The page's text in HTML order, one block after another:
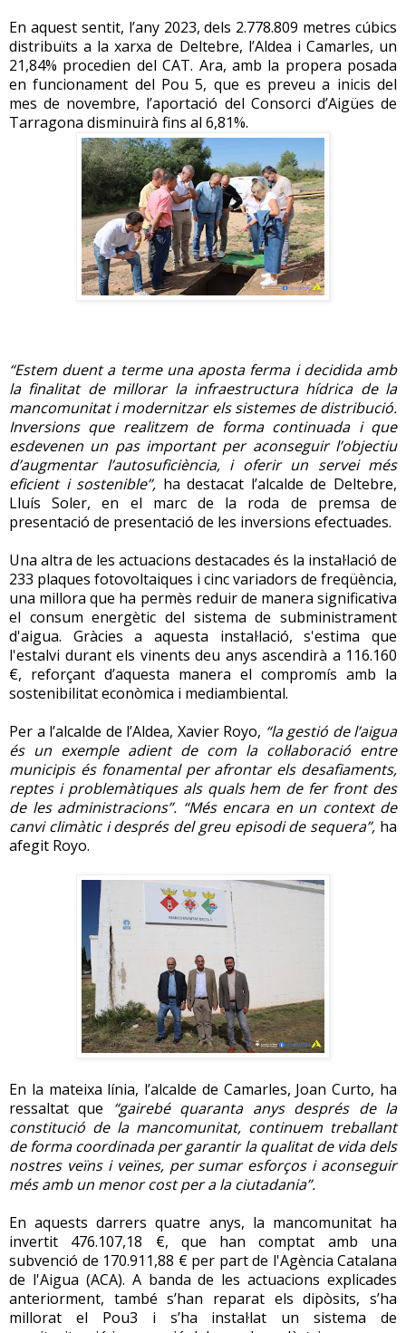
En aquest sentit, l’any 2023, dels 2.778.809 metres cúbics
distribuïts a la xarxa de Deltebre, l’Aldea i Camarles, un
21,84% procedien del CAT. Ara, amb la propera posada
en funcionament del Pou 5, que es preveu a inicis del
mes de novembre, l’aportació del Consorci d’Aigües de
Tarragona disminuirà fins al 6,81%.
“Estem duent a terme una aposta ferma i decidida amb
la finalitat de millorar la infraestructura hídrica de la
mancomunitat i modernitzar els sistemes de distribució.
Inversions que realitzem de forma continuada i que
esdevenen un pas important per aconseguir l’objectiu
d’augmentar l’autosuficiència, i oferir un servei més
eficient i sostenible”, ha destacat l’alcalde de Deltebre,
Lluís Soler, en el marc de la roda de premsa de
presentació de presentació de les inversions efectuades.
Una altra de les actuacions destacades és la instal·lació de
233 plaques fotovoltaiques i cinc variadors de freqüència,
una millora que ha permès reduir de manera significativa
el consum energètic del sistema de subministrament
d'aigua. Gràcies a aquesta instal·lació, s'estima que
l'estalvi durant els vinents deu anys ascendirà a 116.160
€, reforçant d’aquesta manera el compromís amb la
sostenibilitat econòmica i mediambiental.
Per a l’alcalde de l’Aldea, Xavier Royo, “la gestió de l’aigua
és un exemple adient de com la col·laboració entre
municipis és fonamental per afrontar els desafiaments,
reptes i problemàtiques als quals hem de fer front des
de les administracions”. “Més encara en un context de
canvi climàtic i després del greu episodi de sequera”, ha
afegit Royo.
En la mateixa línia, l’alcalde de Camarles, Joan Curto, ha
ressaltat que “gairebé quaranta anys després de la
constitució de la mancomunitat, continuem treballant
de forma coordinada per garantir la qualitat de vida dels
nostres veïns i veïnes, per sumar esforços i aconseguir
més amb un menor cost per a la ciutadania”.
En aquests darrers quatre anys, la mancomunitat ha
invertit 476.107,18 €, que han comptat amb una
subvenció de 170.911,88 € per part de l'Agència Catalana
de l'Aigua (ACA). A banda de les actuacions explicades
anteriorment, també s’han reparat els dipòsits, s’ha
millorat el Pou3 i s’ha instal·lat un sistema de